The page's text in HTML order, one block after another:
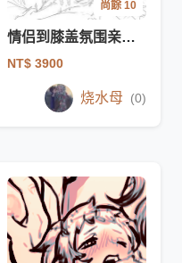
尚餘 10
情侣到膝盖氛围亲密贴贴！R18
NT$ 3900
烧水母 (0)